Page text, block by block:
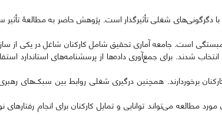
با دگرگونی‌های شغلی تأثیرگذار است. پژوهش حاضر به مطالعۀ
است. جامعه آماری تحقیق شامل کارکنان شاغل در یکی از
نمونه‌گیری تصادفی ساده انتخاب شدند. برای جمع‌آوری داده‌ها از پرسشنامه‌های استاندارد
برخوردارند. همچنین درگیری شغلی روابط بین سبک‌های
می‌تواند توانایی و تمایل کارکنان برای انجام رفتارهای